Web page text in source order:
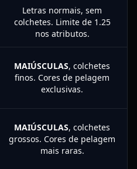
Letras normais, sem
colchetes. Limite de 1.25
nos atributos.
MAIÚSCULAS, colchetes
finos. Cores de pelagem
exclusivas.
MAIÚSCULAS, colchetes
grossos. Cores de pelagem
mais raras.